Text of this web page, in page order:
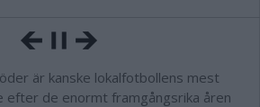
är kanske lokalfotbollens mest
efter de enormt framgångsrika åren